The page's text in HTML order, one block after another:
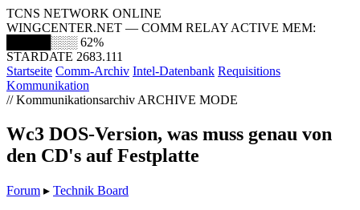
TCNS NETWORK ONLINE
WINGCENTER.NET — COMM RELAY ACTIVE MEM:
█████░░░ 62%
STARDATE 2683.111
Startseite Comm-Archiv Intel-Datenbank Requisitions
Kommunikation
// Kommunikationsarchiv ARCHIVE MODE
Wc3 DOS-Version, was muss genau von
den CD's auf Festplatte
Forum ▸ Technik Board